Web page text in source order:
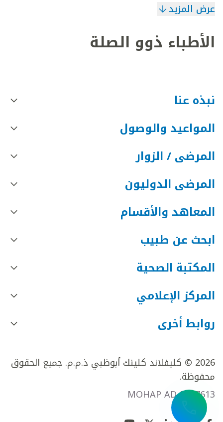
عرض المزيد
الأطباء ذوو الصلة
نبذه عنا
المواعيد والوصول
المرضى / الزوار
المرضى الدوليون
المعاهد والأقسام
ابحث عن طبيب
المكتبة الصحية
المركز الإعلامي
روابط أخرى
2026 © كليفلاند كلينك أبوظبي ذ.م.م. جميع الحقوق
محفوظة.
MOHAP AD FR27613